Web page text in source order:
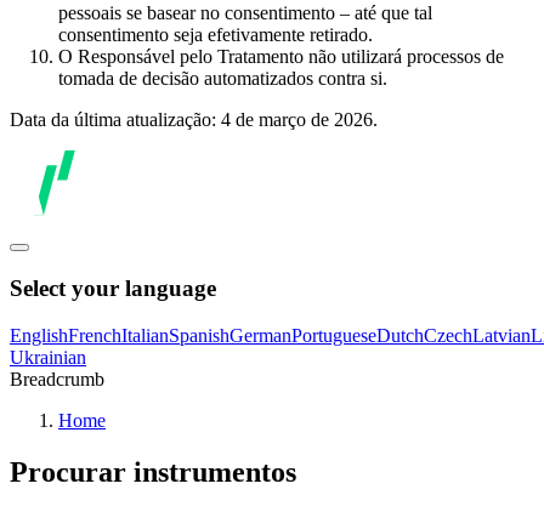
pessoais se basear no consentimento – até que tal
consentimento seja efetivamente retirado.
O Responsável pelo Tratamento não utilizará processos de
tomada de decisão automatizados contra si.
Data da última atualização: 4 de março de 2026.
Select your language
EnglishFrenchItalianSpanishGermanPortugueseDutchCzechLatvian
Ukrainian
Breadcrumb
Home
Procurar instrumentos